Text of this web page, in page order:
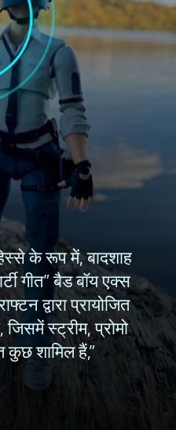
के रूप में, बादशाह
गीत” बैड बॉय एक्स
द्वारा प्रायोजित
जिसमें स्ट्रीम, प्रोमो
कुछ शामिल हैं,”